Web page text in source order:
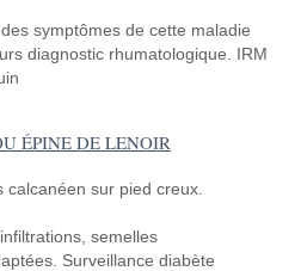
symptômes de cette maladie
diagnostic rhumatologique. IRM
ÉPINE DE LENOIR
calcanéen sur pied creux.
semelles
Surveillance diabète